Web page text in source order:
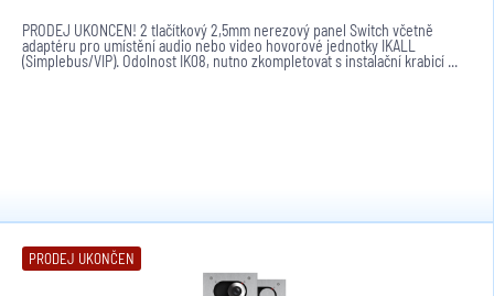
PRODEJ UKONČEN! 2 tlačítkový 2,5mm nerezový panel Switch včetně
adaptéru pro umístění audio nebo video hovorové jednotky IKALL
(Simplebus/VIP). Odolnost IK08, nutno zkompletovat s instalační krabicí ...
PRODEJ UKONČEN